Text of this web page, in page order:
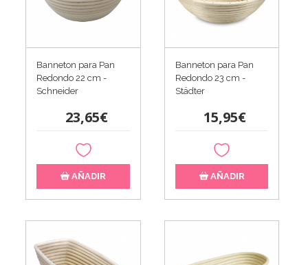
Banneton para Pan
Redondo 22 cm -
Schneider
23,65€
AÑADIR
Banneton para Pan
Redondo 23 cm -
Städter
15,95€
AÑADIR